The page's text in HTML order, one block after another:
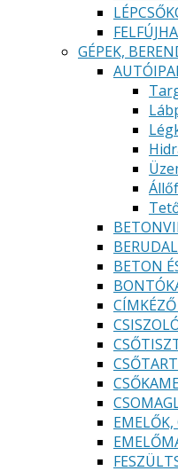
GÉPEK,
BETON
EMELŐK,